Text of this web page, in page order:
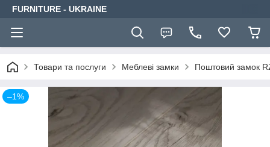
FURNITURE - UKRAINE
Товари та послуги Меблеві замки Поштовий замок
–1%